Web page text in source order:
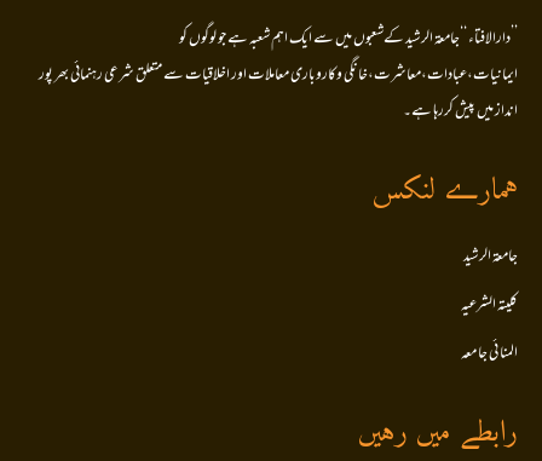
’’دارالافتاء ‘‘جامعۃ الرشید کےشعبوں میں سے ایک اہم شعبہ ہے جو لوگوں کو
ایمانیات،عبادات،معاشرت،خانگی وکاروباری معاملات اور اخلاقیات سے متعلق شرعی رہنمائی بھر پور
انداز میں پیش کررہا ہے۔
ہمارے لنکس
جامعۃ الرشید
کلیتہ الشرعیہ
المنا ئی جا معہ
رابطے میں رہیں